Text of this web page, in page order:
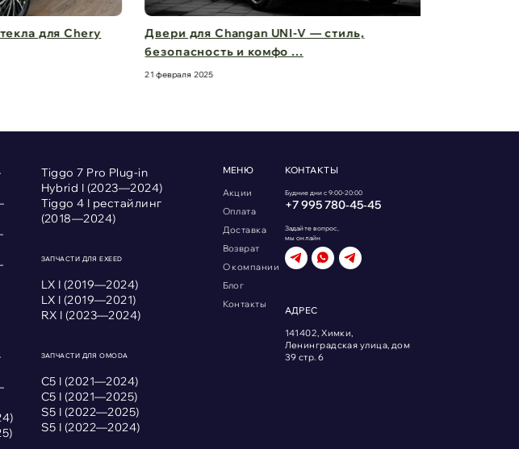
для Chery
Двери для Changan UNI-V — стиль,
безопасность и комфо ...
21 февраля 2025
Tiggo 7 Pro Plug-in
Hybrid I (2023—2024)
Tiggo 4 I рестайлинг
(2018—2024)
ЗАПЧАСТИ ДЛЯ EXEED
LX I (2019—2024)
LX I (2019—2021)
RX I (2023—2024)
ЗАПЧАСТИ ДЛЯ OMODA
С5 I (2021—2024)
С5 I (2021—2025)
S5 I (2022—2025)
S5 I (2022—2024)
МЕНЮ
Акции
Оплата
Доставка
Возврат
О компании
Блог
Контакты
КОНТАКТЫ
Будние дни с 9:00-20:00
+7 995 780‑45‑45
Задайте вопрос,
мы онлайн
АДРЕС
141402, Химки,
Ленинградская улица, дом
39 стр. 6